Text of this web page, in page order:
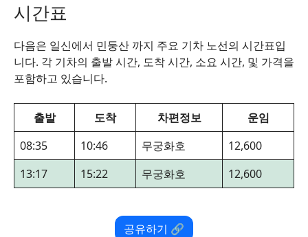
시간표
다음은 일신에서 민둥산 까지 주요 기차 노선의 시간표입
니다. 각 기차의 출발 시간, 도착 시간, 소요 시간, 및 가격을
포함하고 있습니다.
출발 도착 차편정보
운임
08:35
10:46 무궁화호
12,600
13:17
15:22 무궁화호 12,600
공유하기 🔗